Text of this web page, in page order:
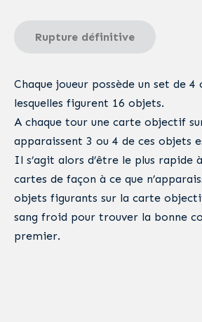
Rupture définitive
Chaque joueur possède un set de 4
lesquelles figurent 16 objets.
A chaque tour une carte objectif
apparaissent 3 ou 4 de ces objets
Il s’agit alors d’être le plus rapide
cartes de façon à ce que
objets figurants sur la carte
sang froid pour trouver la bonne
premier.